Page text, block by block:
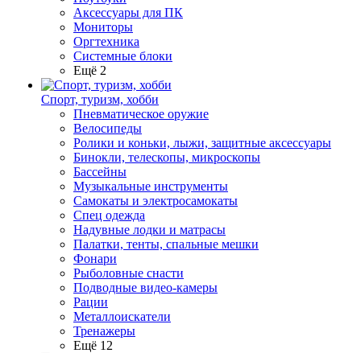
Аксессуары для ПК
Мониторы
Оргтехника
Системные блоки
Ещё 2
Спорт, туризм, хобби
Пневматическое оружие
Велосипеды
Ролики и коньки, лыжи, защитные аксессуары
Бинокли, телескопы, микроскопы
Бассейны
Музыкальные инструменты
Самокаты и электросамокаты
Спец одежда
Надувные лодки и матрасы
Палатки, тенты, спальные мешки
Фонари
Рыболовные снасти
Подводные видео-камеры
Рации
Металлоискатели
Тренажеры
Ещё 12